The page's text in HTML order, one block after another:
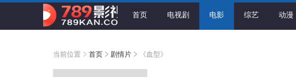
首页 电视剧 电影 综艺 动漫
当前位置 首页 剧情片 《血型》